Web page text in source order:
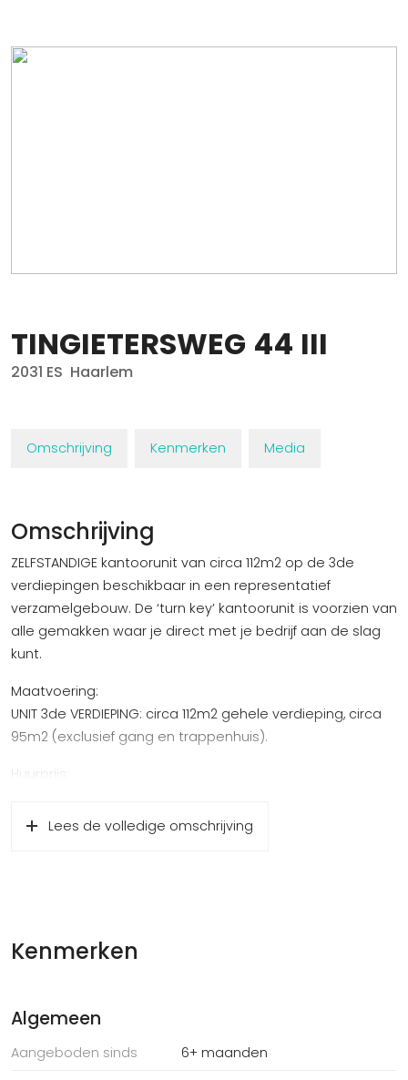
TINGIETERSWEG 44 III
2031 ES Haarlem
Omschrijving Kenmerken Media
Omschrijving
ZELFSTANDIGE kantoorunit van circa 112m2 op de 3de
verdiepingen beschikbaar in een representatief
verzamelgebouw. De ‘turn key’ kantoorunit is voorzien van
alle gemakken waar je direct met je bedrijf aan de slag
kunt.
Maatvoering:
UNIT 3de VERDIEPING: circa 112m2 gehele verdieping, circa
95m2 (exclusief gang en trappenhuis).
Huurprijs:
met BTW
Indeling:
UNIT 3de VERDIEPING: grote open kantoorruimte met
kantoorkamer/opslag.
Opleveringsniveau:
Lees de volledige omschrijving
Kenmerken
Algemeen
Aangeboden sinds
6+ maanden